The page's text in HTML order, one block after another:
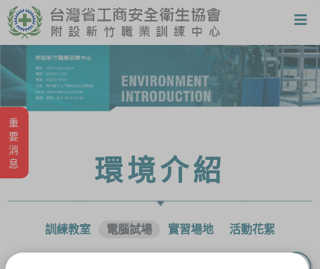
重要消息 環境介紹
訓練教室 電腦試場 實習場地 活動花絮